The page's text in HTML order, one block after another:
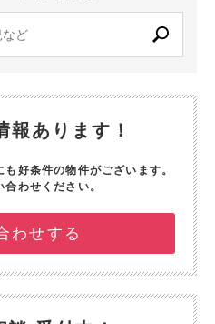
報あります！
好条件の物件がございます。
わせください。
わせする